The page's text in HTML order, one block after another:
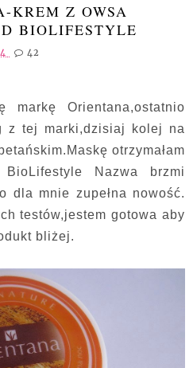
KREM Z OWSA
BIOLIFESTYLE
42
Orientana,ostatnio
z tej marki,dzisiaj kolej na
otrzymałam
Nazwa brzmi
dla mnie zupełna nowość.
testów,jestem gotowa aby
bliżej.